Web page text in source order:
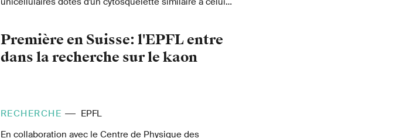
l'ETH Zurich dans une nouvelle étude.
Première en Suisse: l'EPFL entre
dans la recherche sur le kaon
RECHERCHE
EPFL
En collaboration avec le Centre de Physique des